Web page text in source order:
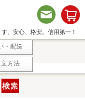
。安心、格安。信用第一！
・配送
方法